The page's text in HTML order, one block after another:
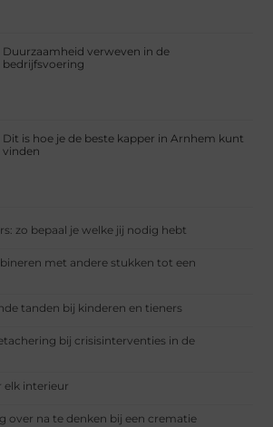
Duurzaamheid verweven in de
bedrijfsvoering
Dit is hoe je de beste kapper in Arnhem kunt
vinden
zo bepaal je welke jij nodig hebt
met andere stukken tot een
tanden bij kinderen en tieners
bij crisisinterventies in de
elk interieur
over na te denken bij een crematie